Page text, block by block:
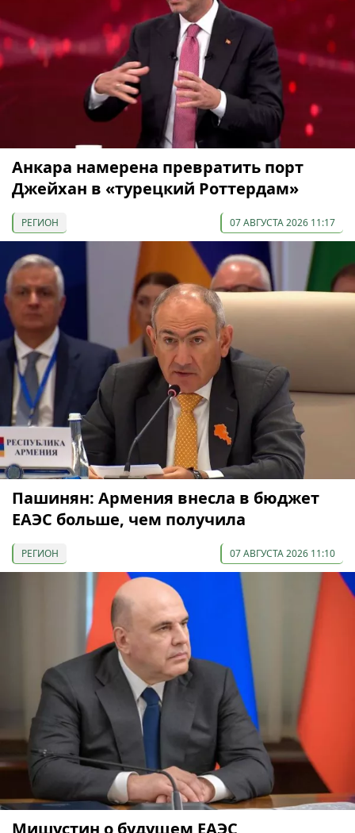
Анкара намерена превратить порт
Джейхан в «турецкий Роттердам»
РЕГИОН 07 АВГУСТА 2026 11:17
Пашинян: Армения внесла в бюджет
ЕАЭС больше, чем получила
РЕГИОН 07 АВГУСТА 2026 11:10